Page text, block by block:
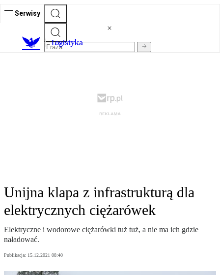
Serwisy
Logistyka
Unijna klapa z infrastrukturą dla
elektrycznych ciężarówek
Elektryczne i wodorowe ciężarówki tuż tuż, a nie ma ich gdzie
naładować.
Publikacja: 15.12.2021 08:40